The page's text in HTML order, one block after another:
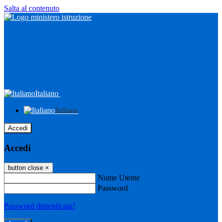
Salta al contenuto
Italiano
Italiano
Accedi
Accedi
button close ×
Nome Utente
Password
Password dimenticata?